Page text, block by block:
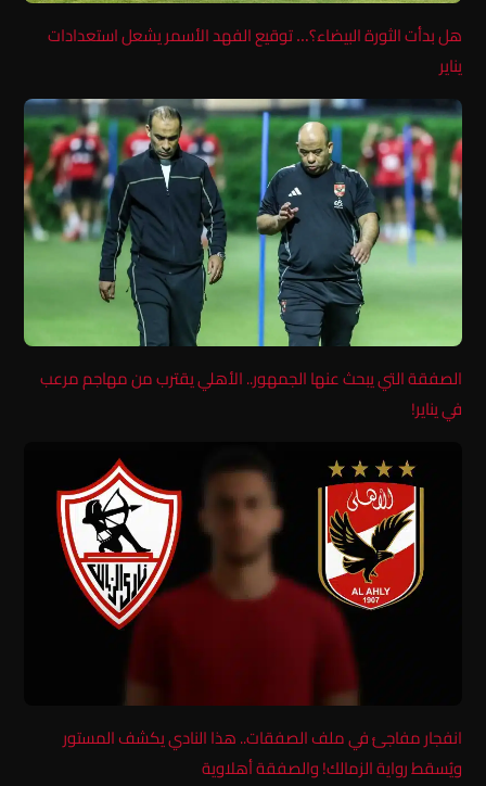
هل بدأت الثورة البيضاء؟… توقيع الفهد الأسمر يشعل استعدادات
يناير
الصفقة التي يبحث عنها الجمهور.. الأهلي يقترب من مهاجم مرعب
في يناير!
انفجار مفاجئ في ملف الصفقات.. هذا النادي يكشف المستور
ويُسقط رواية الزمالك! والصفقة أهلاوية